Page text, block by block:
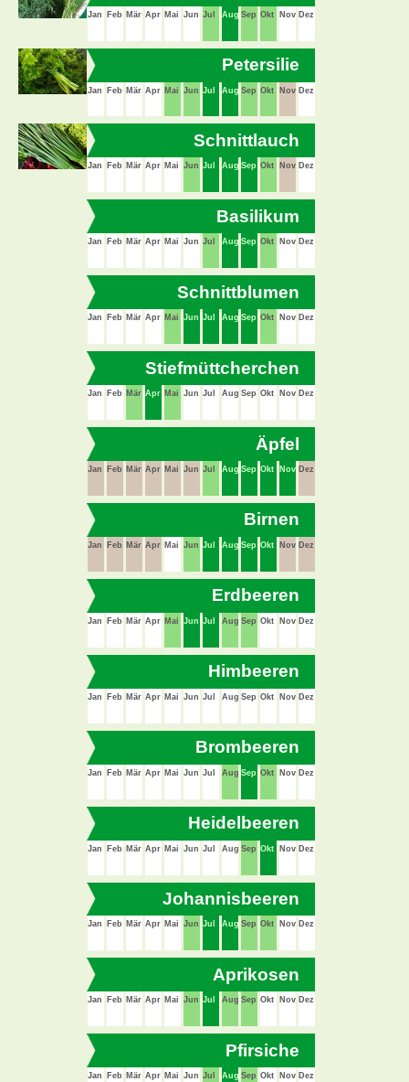
Jan Feb Mär Apr Mai Jun Jul Aug Sep Okt Nov Dez
Petersilie
Jan Feb Mär Apr Mai Jun Jul Aug Sep Okt Nov Dez
Schnittlauch
Jan Feb Mär Apr Mai Jun Jul Aug Sep Okt Nov Dez
Basilikum
Jan Feb Mär Apr Mai Jun Jul Aug Sep Okt Nov Dez
Schnittblumen
Jan Feb Mär Apr Mai Jun Jul Aug Sep Okt Nov Dez
Stiefmüttcherchen
Jan Feb Mär Apr Mai Jun Jul Aug Sep Okt Nov Dez
Äpfel
Jan Feb Mär Apr Mai Jun Jul Aug Sep Okt Nov Dez
Birnen
Jan Feb Mär Apr Mai Jun Jul Aug Sep Okt Nov Dez
Erdbeeren
Jan Feb Mär Apr Mai Jun Jul Aug Sep Okt Nov Dez
Himbeeren
Jan Feb Mär Apr Mai Jun Jul Aug Sep Okt Nov Dez
Brombeeren
Jan Feb Mär Apr Mai Jun Jul Aug Sep Okt Nov Dez
Heidelbeeren
Jan Feb Mär Apr Mai Jun Jul Aug Sep Okt Nov Dez
Johannisbeeren
Jan Feb Mär Apr Mai Jun Jul Aug Sep Okt Nov Dez
Aprikosen
Jan Feb Mär Apr Mai Jun Jul Aug Sep Okt Nov Dez
Pfirsiche
Jan Feb Mär Apr Mai Jun Jul Aug Sep Okt Nov Dez